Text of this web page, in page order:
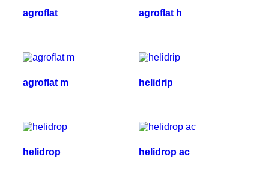
agroflat agroflat h
agroflat m helidrip
helidrop helidrop ac